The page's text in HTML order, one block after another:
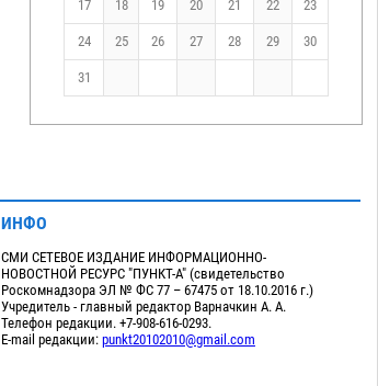
17 18 19 20 21 22 23
24 25 26 27 28 29 30
31
ИНФО
СМИ СЕТЕВОЕ ИЗДАНИЕ ИНФОРМАЦИОННО-
НОВОСТНОЙ РЕСУРС "ПУНКТ-А" (свидетельство
Роскомнадзора ЭЛ № ФС 77 – 67475 от 18.10.2016 г.)
Учредитель - главный редактор Варначкин А. А.
Телефон редакции. +7-908-616-0293.
E-mail редакции: punkt20102010@gmail.com